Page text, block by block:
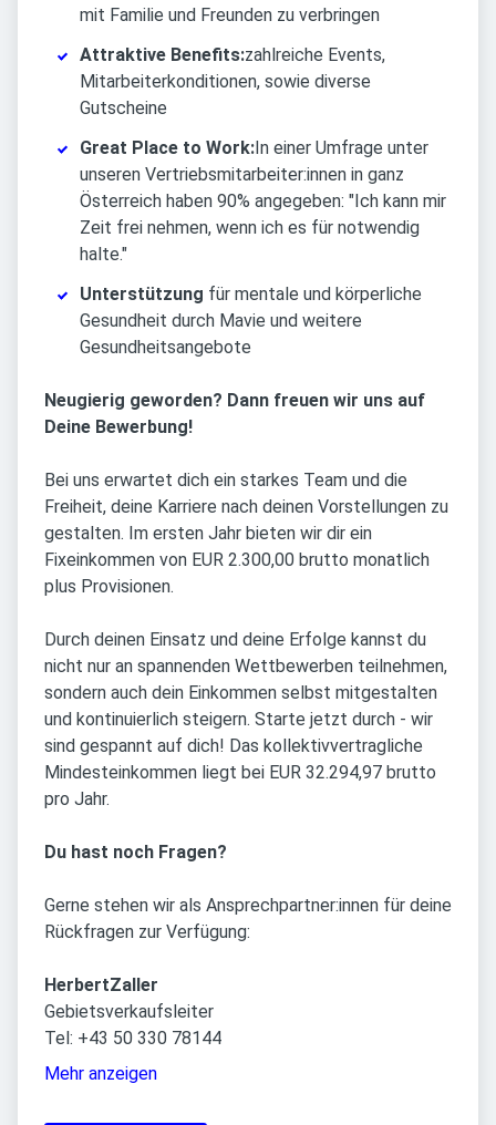
mit Familie und Freunden zu verbringen
Attraktive Benefits:zahlreiche Events,
Mitarbeiterkonditionen, sowie diverse
Gutscheine
Great Place to Work:In einer Umfrage unter
unseren Vertriebsmitarbeiter:innen in ganz
Österreich haben 90% angegeben: "Ich kann mir
Zeit frei nehmen, wenn ich es für notwendig
halte."
Unterstützung für mentale und körperliche
Gesundheit durch Mavie und weitere
Gesundheitsangebote
Neugierig geworden? Dann freuen wir uns auf
Deine Bewerbung!
Bei uns erwartet dich ein starkes Team und die
Freiheit, deine Karriere nach deinen Vorstellungen zu
gestalten. Im ersten Jahr bieten wir dir ein
Fixeinkommen von EUR 2.300,00 brutto monatlich
plus Provisionen.
Durch deinen Einsatz und deine Erfolge kannst du
nicht nur an spannenden Wettbewerben teilnehmen,
sondern auch dein Einkommen selbst mitgestalten
und kontinuierlich steigern. Starte jetzt durch - wir
sind gespannt auf dich! Das kollektivvertragliche
Mindesteinkommen liegt bei EUR 32.294,97 brutto
pro Jahr.
Du hast noch Fragen?
Gerne stehen wir als Ansprechpartner:innen für deine
Rückfragen zur Verfügung:
HerbertZaller
Gebietsverkaufsleiter
Tel: +43 50 330 78144
Mehr anzeigen